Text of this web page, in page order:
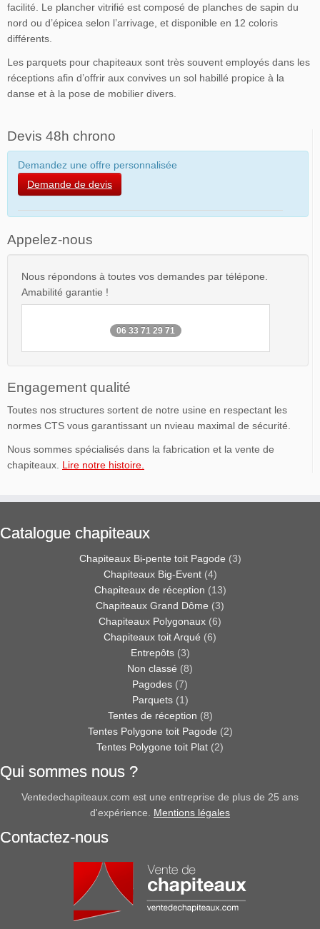
facilité. Le plancher vitrifié est composé de planches de sapin du
nord ou d’épicea selon l’arrivage, et disponible en 12 coloris
différents.
Les parquets pour chapiteaux sont très souvent employés dans les
réceptions afin d’offrir aux convives un sol habillé propice à la
danse et à la pose de mobilier divers.
Devis 48h chrono
Demandez une offre personnalisée
Demande de devis
Appelez-nous
Nous répondons à toutes vos demandes par télépone.
Amabilité garantie !
06 33 71 29 71
Engagement qualité
Toutes nos structures sortent de notre usine en respectant les
normes CTS vous garantissant un nvieau maximal de sécurité.
Nous sommes spécialisés dans la fabrication et la vente de
chapiteaux. Lire notre histoire.
Catalogue chapiteaux
Chapiteaux Bi-pente toit Pagode (3)
Chapiteaux Big-Event (4)
Chapiteaux de réception (13)
Chapiteaux Grand Dôme (3)
Chapiteaux Polygonaux (6)
Chapiteaux toit Arqué (6)
Entrepôts (3)
Non classé (8)
Pagodes (7)
Parquets (1)
Tentes de réception (8)
Tentes Polygone toit Pagode (2)
Tentes Polygone toit Plat (2)
Qui sommes nous ?
Ventedechapiteaux.com est une entreprise de plus de 25 ans
d'expérience. Mentions légales
Contactez-nous